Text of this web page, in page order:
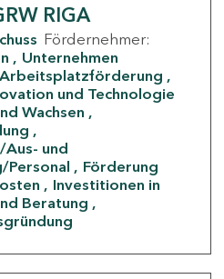
RIGA
Fördernehmer:
Unternehmen
Arbeitsplatzförderung
und Technologie
Wachsen
und
Personal
Förderung
Investitionen in
Beratung